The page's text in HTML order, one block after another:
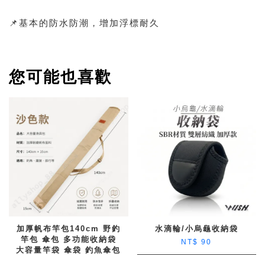
📌基本的防水防潮，增加浮標耐久
您可能也喜歡
加厚帆布竿包140cm 野釣
竿包 傘包 多功能收納袋
大容量竿袋 傘袋 釣魚傘包
水滴輪/小烏龜收納袋
NT$ 90